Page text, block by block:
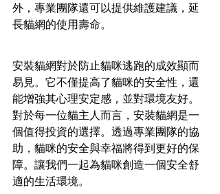
外，專業團隊還可以提供維護建議，延
長貓網的使用壽命。
安裝貓網對於防止貓咪逃跑的成效顯而
易見。它不僅提高了貓咪的安全性，還
能增強其心理安定感，並對環境友好。
對於每一位貓主人而言，安裝貓網是一
個值得投資的選擇。透過專業團隊的協
助，貓咪的安全與幸福將得到更好的保
障。讓我們一起為貓咪創造一個安全舒
適的生活環境。